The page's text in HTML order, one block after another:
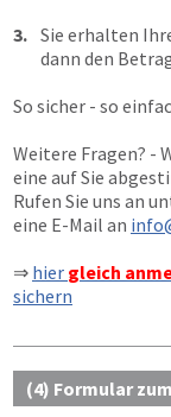
3. Sie erhalten
dann den
So sicher - so
Weitere Fragen? -
eine auf Sie
Rufen Sie uns an
eine E-Mail an
⇒ hier gleich
sichern
(4) Formular